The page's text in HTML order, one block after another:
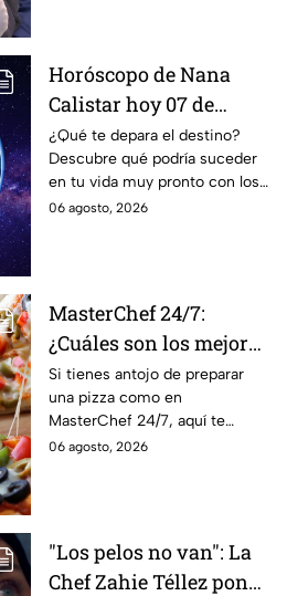
Horóscopo de Nana
Calistar hoy 07 de
agosto; estos signos
podrían dejar de estar
solteros más pronto de
lo que imaginan y
¿Qué te depara el destino?
Descubre qué podría suceder
en tu vida muy pronto con los
horóscopos de Nana Calistar;
06 agosto, 2026
MasterChef 24/7:
¿Cuáles son los mejores
quesos para preparar
pizza en casa?
Si tienes antojo de preparar
una pizza como en
MasterChef 24/7, aquí te
contamos todo lo que debes
06 agosto, 2026
"Los pelos no van": La
Chef Zahie Téllez pone